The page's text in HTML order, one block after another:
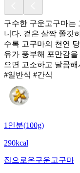
구수한 구운고구마는
니다. 겉은 살짝 쫄깃
수록 고구마의 천연
유가 풍부해 포만감
으면 고소하고 달콤
#일반식 #간식
1인분(100g)
290kcal
집으로온구운고구마